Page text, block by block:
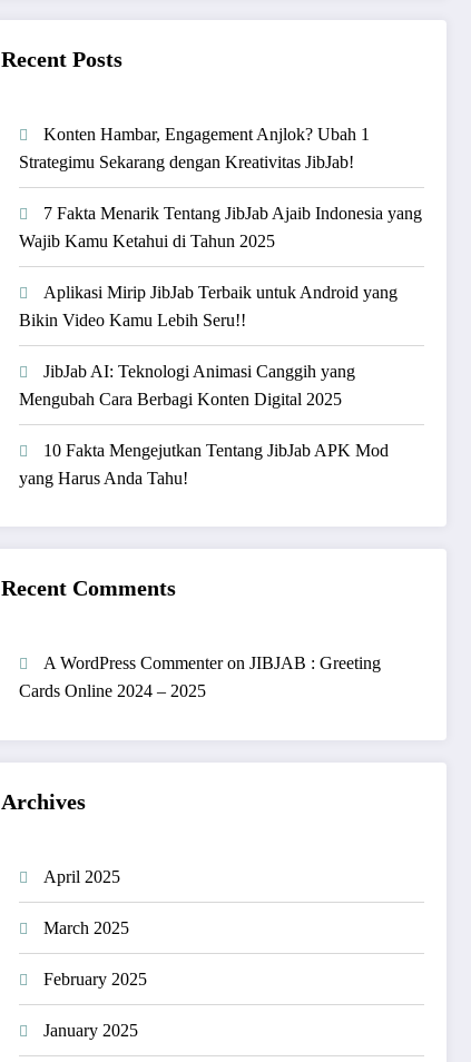
Recent Posts
Konten Hambar, Engagement Anjlok? Ubah 1
Strategimu Sekarang dengan Kreativitas JibJab!
7 Fakta Menarik Tentang JibJab Ajaib Indonesia yang
Wajib Kamu Ketahui di Tahun 2025
Aplikasi Mirip JibJab Terbaik untuk Android yang
Bikin Video Kamu Lebih Seru!!
JibJab AI: Teknologi Animasi Canggih yang
Mengubah Cara Berbagi Konten Digital 2025
10 Fakta Mengejutkan Tentang JibJab APK Mod
yang Harus Anda Tahu!
Recent Comments
A WordPress CommenteronJIBJAB : Greeting
Cards Online 2024 – 2025
Archives
April 2025
March 2025
February 2025
January 2025